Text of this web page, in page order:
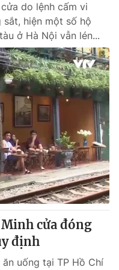
do lệnh cấm vi
sắt, hiện một số hộ
ở Hà Nội vẫn lén...
cửa đóng
định
uống tại TP Hồ Chí